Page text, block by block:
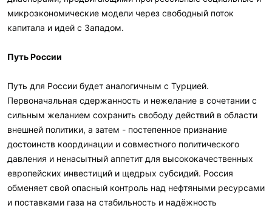
микроэкономические модели через свободный поток
капитала и идей с Западом.
Путь России
Путь для России будет аналогичным с Турцией.
Первоначальная сдержанность и нежелание в сочетании с
сильным желанием сохранить свободу действий в области
внешней политики, а затем - постепенное признание
достоинств координации и совместного политического
давления и ненасытный аппетит для высококачественных
европейских инвестиций и щедрых субсидий. Россия
обменяет свой опасный контроль над нефтяными ресурсами
и поставками газа на стабильность и надёжность